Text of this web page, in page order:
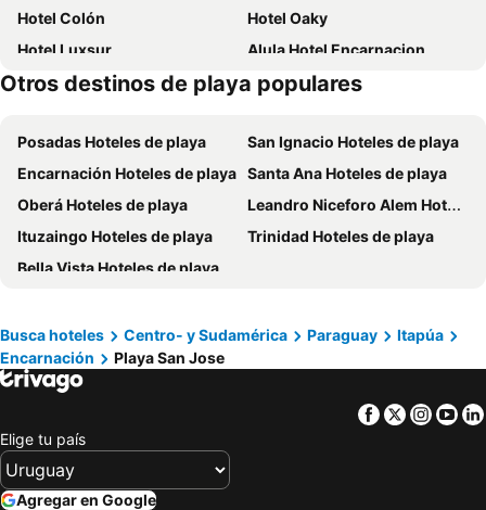
Hotel Colón
Hotel Oaky
Hotel Luxsur
Alula Hotel Encarnacion
Hotel Posadas
Hotel Canciller
HA Posadas Urbano
Bella Vista Hotel
Awa Resort Hotel
Hotel Puesta del Sol
Julio Cesar Hotel
Mandala Hotel
Class Apart Hotel
Hotel Grand Lago
Savoy Hotel Encarnación
Otros destinos de playa populares
Posadas Hoteles de playa
San Ignacio Hoteles de playa
Encarnación Hoteles de playa Santa Ana Hoteles de playa
Oberá Hoteles de playa
Leandro Niceforo Alem Hoteles de playa
Ituzaingo Hoteles de playa
Trinidad Hoteles de playa
Bella Vista Hoteles de playa
Busca hoteles Centro- y Sudamérica Paraguay
Itapúa
Encarnación
Playa San Jose
Facebook
Twitter
Elige tu país
Agregar en Google